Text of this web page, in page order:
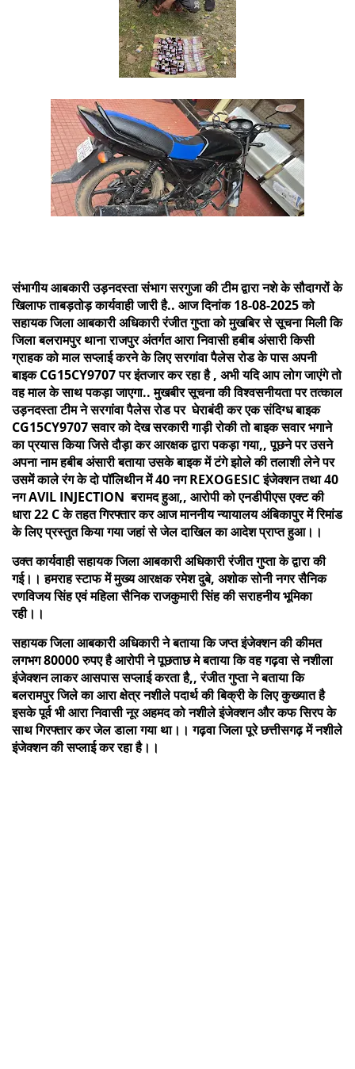
संभागीय आबकारी उड़नदस्ता संभाग सरगुजा की टीम द्वारा नशे के सौदागरों के
खिलाफ ताबड़तोड़ कार्यवाही जारी है.. आज दिनांक 18-08-2025 को
सहायक जिला आबकारी अधिकारी रंजीत गुप्ता को मुखबिर से सूचना मिली कि
जिला बलरामपुर थाना राजपुर अंतर्गत आरा निवासी हबीब अंसारी किसी
ग्राहक को माल सप्लाई करने के लिए सरगांवा पैलेस रोड के पास अपनी
बाइक CG15CY9707 पर इंतजार कर रहा है , अभी यदि आप लोग जाएंगे तो
वह माल के साथ पकड़ा जाएगा.. मुखबीर सूचना की विश्वसनीयता पर तत्काल
उड़नदस्ता टीम ने सरगांवा पैलेस रोड पर घेराबंदी कर एक संदिग्ध बाइक
CG15CY9707 सवार को देख सरकारी गाड़ी रोकी तो बाइक सवार भगाने
का प्रयास किया जिसे दौड़ा कर आरक्षक द्वारा पकड़ा गया,, पूछने पर उसने
अपना नाम हबीब अंसारी बताया उसके बाइक में टंगे झोले की तलाशी लेने पर
उसमें काले रंग के दो पॉलिथीन में 40 नग REXOGESIC इंजेक्शन तथा 40
नग AVIL INJECTION बरामद हुआ,, आरोपी को एनडीपीएस एक्ट की
धारा 22 C के तहत गिरफ्तार कर आज माननीय न्यायालय अंबिकापुर में रिमांड
के लिए प्रस्तुत किया गया जहां से जेल दाखिल का आदेश प्राप्त हुआ।।
उक्त कार्यवाही सहायक जिला आबकारी अधिकारी रंजीत गुप्ता के द्वारा की
गई।। हमराह स्टाफ में मुख्य आरक्षक रमेश दुबे, अशोक सोनी नगर सैनिक
रणविजय सिंह एवं महिला सैनिक राजकुमारी सिंह की सराहनीय भूमिका
रही।।
सहायक जिला आबकारी अधिकारी ने बताया कि जप्त इंजेक्शन की कीमत
लगभग 80000 रुपए है आरोपी ने पूछताछ मे बताया कि वह गढ़वा से नशीला
इंजेक्शन लाकर आसपास सप्लाई करता है,, रंजीत गुप्ता ने बताया कि
बलरामपुर जिले का आरा क्षेत्र नशीले पदार्थ की बिक्री के लिए कुख्यात है
इसके पूर्व भी आरा निवासी नूर अहमद को नशीले इंजेक्शन और कफ सिरप के
साथ गिरफ्तार कर जेल डाला गया था।। गढ़वा जिला पूरे छत्तीसगढ़ में नशीले
इंजेक्शन की सप्लाई कर रहा है।।